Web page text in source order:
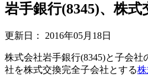
岩手銀行(8345)、株
更新日： 2016年05月18日
株式会社岩手銀行(8345)と子会
社を株式交換完全子会社とする